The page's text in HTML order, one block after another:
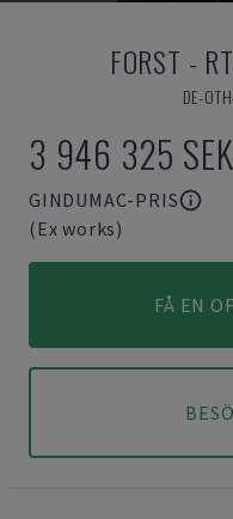
FORST -
DE-
3 946 325 SEK
GINDUMAC-PRIS
(Ex works)
FÅ EN